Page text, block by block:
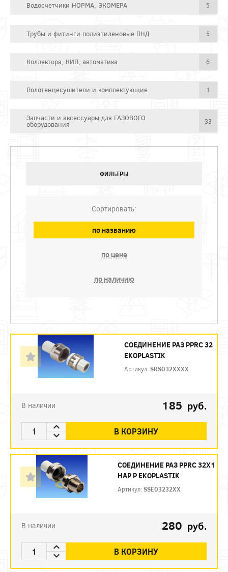
Водосчетчики НОРМА, ЭКОМЕРА 5
Трубы и фитинги полиэтиленовые ПНД 5
Коллектора, КИП, автоматика 6
Полотенцесушители и комплектующие 1
Запчасти и аксессуары для ГАЗОВОГО
оборудования 33
ФИЛЬТРЫ
Сортировать:
по названию
по цене
по наличию
СОЕДИНЕНИЕ РАЗ PPRC 32
EKOPLASTIK
Артикул:SRS032XXXX
В наличии 185 руб.
В КОРЗИНУ
СОЕДИНЕНИЕ РАЗ PPRC 32Х1
НАР Р EKOPLASTIK
Артикул:SSE03232XX
В наличии 280 руб.
В КОРЗИНУ